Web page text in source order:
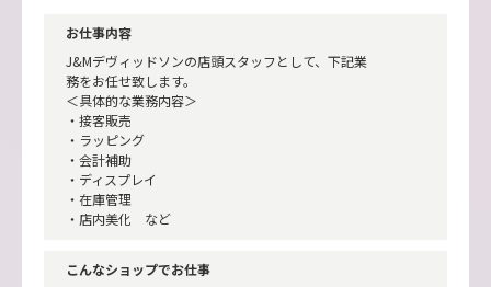
お仕事内容
J&Mデヴィッドソンの店頭スタッフとして、下記業
務をお任せ致します。
＜具体的な業務内容＞
・接客販売
・ラッピング
・会計補助
・ディスプレイ
・在庫管理
・店内美化 など
こんなショップでお仕事